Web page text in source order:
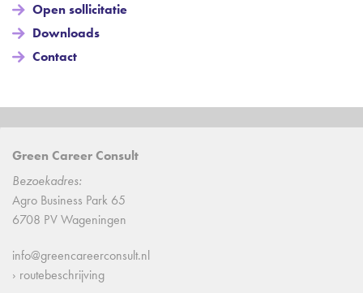
Open sollicitatie
Downloads
Contact
Green Career Consult
Bezoekadres:
Agro Business Park 65
6708 PV Wageningen
info@greencareerconsult.nl
› routebeschrijving